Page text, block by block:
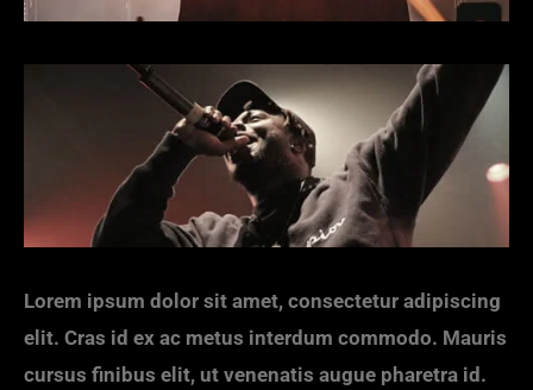
Lorem ipsum dolor sit amet, consectetur adipiscing
elit. Cras id ex ac metus interdum commodo. Mauris
cursus finibus elit, ut venenatis augue pharetra id.